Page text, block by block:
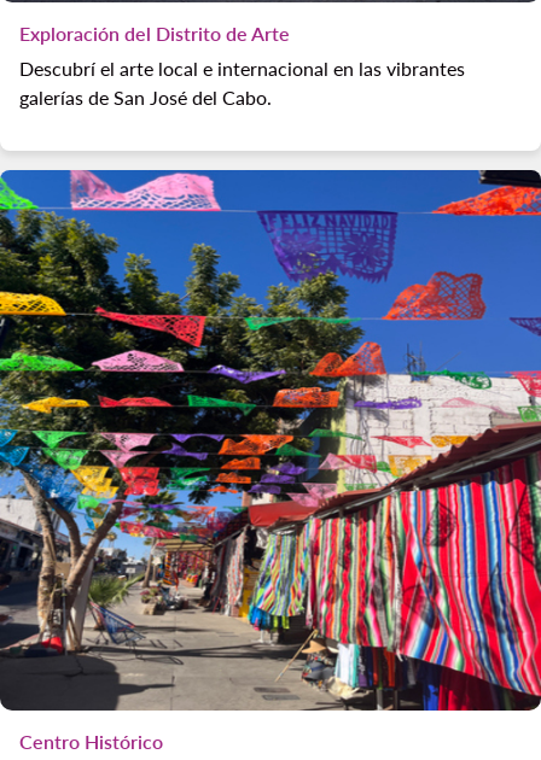
Exploración del Distrito de Arte
Descubrí el arte local e internacional en las vibrantes
galerías de San José del Cabo.
Centro Histórico